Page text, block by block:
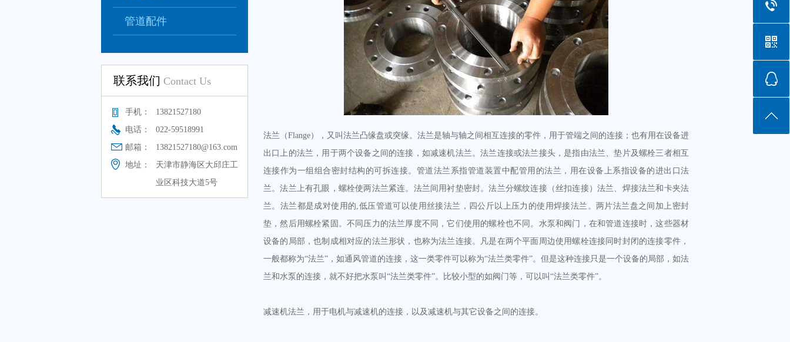
管道配件
联系我们 Contact Us
手机：
13821527180
电话：
022-59518991
邮箱：
13821527180@163.com
地址：
天津市静海区大邱庄工
业区科技大道5号
法兰（Flange），又叫法兰凸缘盘或突缘。法兰是轴与轴之间相互连接的零件，用于管端之间的连接；也有用在设备进
出口上的法兰，用于两个设备之间的连接，如减速机法兰。法兰连接或法兰接头，是指由法兰、垫片及螺栓三者相互
连接作为一组组合密封结构的可拆连接。管道法兰系指管道装置中配管用的法兰，用在设备上系指设备的进出口法
兰。法兰上有孔眼，螺栓使两法兰紧连。法兰间用衬垫密封。法兰分螺纹连接（丝扣连接）法兰、焊接法兰和卡夹法
兰。法兰都是成对使用的,低压管道可以使用丝接法兰，四公斤以上压力的使用焊接法兰。两片法兰盘之间加上密封
垫，然后用螺栓紧固。不同压力的法兰厚度不同，它们使用的螺栓也不同。水泵和阀门，在和管道连接时，这些器材
设备的局部，也制成相对应的法兰形状，也称为法兰连接。凡是在两个平面周边使用螺栓连接同时封闭的连接零件，
一般都称为“法兰”，如通风管道的连接，这一类零件可以称为“法兰类零件”。但是这种连接只是一个设备的局部，如法
兰和水泵的连接，就不好把水泵叫“法兰类零件”。比较小型的如阀门等，可以叫“法兰类零件”。
减速机法兰，用于电机与减速机的连接，以及减速机与其它设备之间的连接。